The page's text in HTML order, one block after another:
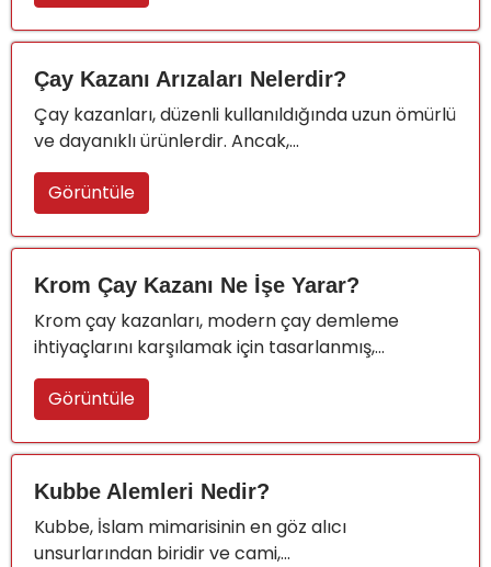
Çay Kazanı Arızaları Nelerdir?
Çay kazanları, düzenli kullanıldığında uzun ömürlü
ve dayanıklı ürünlerdir. Ancak,...
Görüntüle
Krom Çay Kazanı Ne İşe Yarar?
Krom çay kazanları, modern çay demleme
ihtiyaçlarını karşılamak için tasarlanmış,...
Görüntüle
Kubbe Alemleri Nedir?
Kubbe, İslam mimarisinin en göz alıcı
unsurlarından biridir ve cami,...